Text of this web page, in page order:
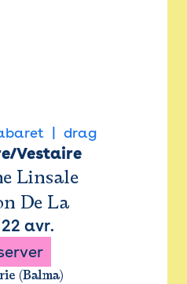
drag
Vestaire
Linsale
De La
22 avr.
(Balma)